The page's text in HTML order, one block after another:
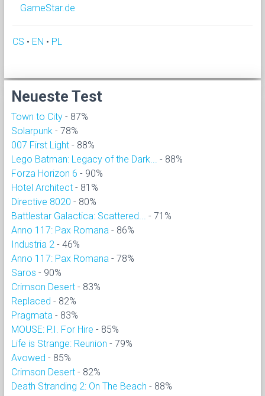
GameStar.de
CS • EN • PL
Neueste Test
Town to City - 87%
Solarpunk - 78%
007 First Light - 88%
Lego Batman: Legacy of the Dark...
- 88%
Forza Horizon 6 - 90%
Hotel Architect - 81%
Directive 8020 - 80%
Battlestar Galactica: Scattered...
- 71%
Anno 117: Pax Romana - 86%
Industria 2 - 46%
Anno 117: Pax Romana - 78%
Saros - 90%
Crimson Desert - 83%
Replaced - 82%
Pragmata - 83%
MOUSE: P.I. For Hire - 85%
Life is Strange: Reunion - 79%
Avowed - 85%
Crimson Desert - 82%
Death Stranding 2: On The Beach - 88%